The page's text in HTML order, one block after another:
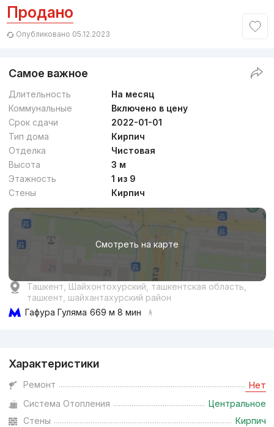
Сдан 2023,
3к квартира, 75 м²
от23.9 млн сум/м²
Сдан 2023,Realtor
3к квартира, 75 м²
+998 (99) 060...
Бизнес
от16.4 млн сум
Сдан 2023,Dilmurod
3к квартира, 69 м²
Продано
Опубликовано 05.12.2023
Самое важное
Длительность
На месяц
Коммунальные
Включено в цену
Срок сдачи
2022-01-01
Тип дома
Кирпич
Отделка
Чистовая
Высота
3 м
Этажность
1 из 9
Стены
Кирпич
Смотреть на карте
Ташкент, Шайхонтохурский, ташкентская область,
ташкент, шайхантахурский район
Гафура Гуляма 669 м 8 мин
Характеристики
Ремонт Нет
Система Отопления
Центральное
Стены
Кирпич